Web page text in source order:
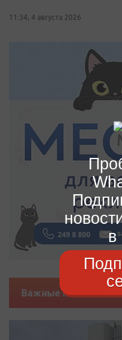
11:34, 4 августа 2026
Важные новости
в